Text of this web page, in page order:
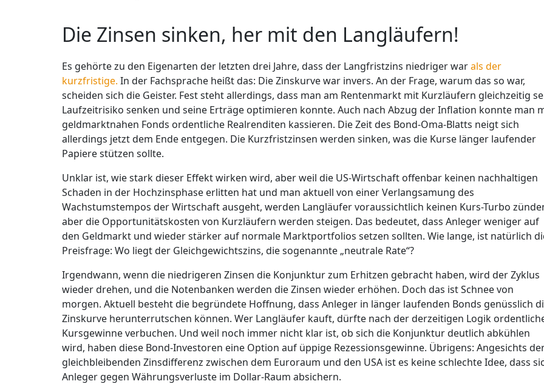
Die Zinsen sinken, her mit den Langläufern!
Es gehörte zu den Eigenarten der letzten drei Jahre, dass der Langfristzins niedriger warals der
kurzfristige. In der Fachsprache heißt das: Die Zinskurve war invers. An der Frage, warum das so war,
scheiden sich die Geister. Fest steht allerdings, dass man am Rentenmarkt mit Kurzläufern gleichzeitig
Laufzeitrisiko senken und seine Erträge optimieren konnte. Auch nach Abzug der Inflation konnte man
geldmarktnahen Fonds ordentliche Realrenditen kassieren. Die Zeit des Bond-Oma-Blatts neigt sich
allerdings jetzt dem Ende entgegen. Die Kurzfristzinsen werden sinken, was die Kurse länger laufender
Papiere stützen sollte.
Unklar ist, wie stark dieser Effekt wirken wird, aber weil die US-Wirtschaft offenbar keinen nachhaltigen
Schaden in der Hochzinsphase erlitten hat und man aktuell von einer Verlangsamung des
Wachstumstempos der Wirtschaft ausgeht, werden Langläufer voraussichtlich keinen Kurs-Turbo
aber die Opportunitätskosten von Kurzläufern werden steigen. Das bedeutet, dass Anleger weniger auf
den Geldmarkt und wieder stärker auf normale Marktportfolios setzen sollten. Wie lange, ist natürlich
Preisfrage: Wo liegt der Gleichgewichtszins, die sogenannte „neutrale Rate“?
Irgendwann, wenn die niedrigeren Zinsen die Konjunktur zum Erhitzen gebracht haben, wird der Zyklus
wieder drehen, und die Notenbanken werden die Zinsen wieder erhöhen. Doch das ist Schnee von
morgen. Aktuell besteht die begründete Hoffnung, dass Anleger in länger laufenden Bonds genüsslich
Zinskurve herunterrutschen können. Wer Langläufer kauft, dürfte nach der derzeitigen Logik
Kursgewinne verbuchen. Und weil noch immer nicht klar ist, ob sich die Konjunktur deutlich abkühlen
wird, haben diese Bond-Investoren eine Option auf üppige Rezessionsgewinne. Übrigens: Angesichts
gleichbleibenden Zinsdifferenz zwischen dem Euroraum und den USA ist es keine schlechte Idee, dass
Anleger gegen Währungsverluste im Dollar-Raum absichern.